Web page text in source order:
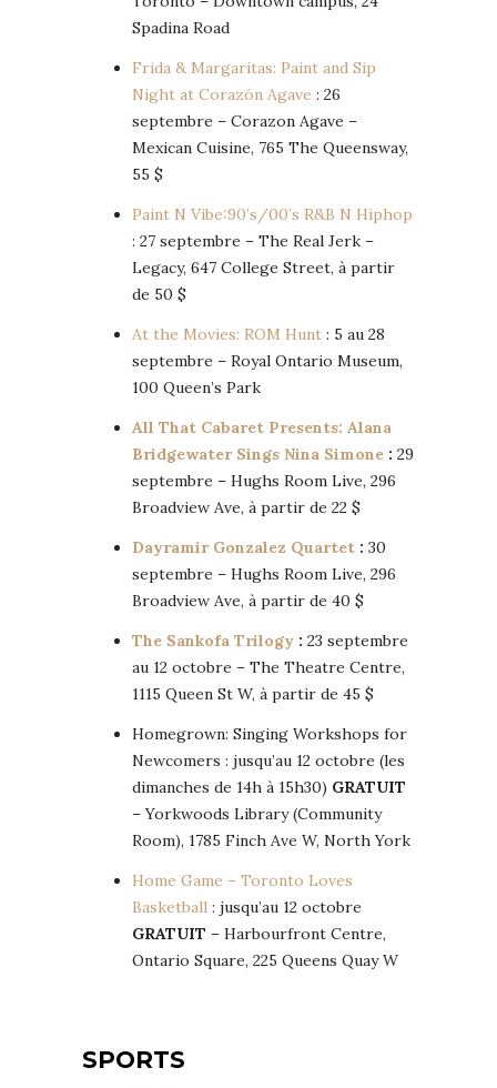
Spadina Road
Frida & Margaritas: Paint and Sip
Night at Corazón Agave : 26
septembre – Corazon Agave –
Mexican Cuisine, 765 The Queensway,
55 $
Paint N Vibe:90’s/00’s R&B N Hiphop
: 27 septembre – The Real Jerk –
Legacy, 647 College Street, à partir
de 50 $
At the Movies: ROM Hunt : 5 au 28
septembre – Royal Ontario Museum,
100 Queen’s Park
All That Cabaret Presents: Alana
Bridgewater Sings Nina Simone : 29
septembre – Hughs Room Live, 296
Broadview Ave, à partir de 22 $
Dayramir Gonzalez Quartet : 30
septembre – Hughs Room Live, 296
Broadview Ave, à partir de 40 $
The Sankofa Trilogy : 23 septembre
au 12 octobre – The Theatre Centre,
1115 Queen St W, à partir de 45 $
Homegrown: Singing Workshops for
Newcomers : jusqu’au 12 octobre (les
dimanches de 14h à 15h30) GRATUIT
– Yorkwoods Library (Community
Room), 1785 Finch Ave W, North York
Home Game – Toronto Loves
Basketball : jusqu’au 12 octobre
GRATUIT – Harbourfront Centre,
Ontario Square, 225 Queens Quay W
SPORTS